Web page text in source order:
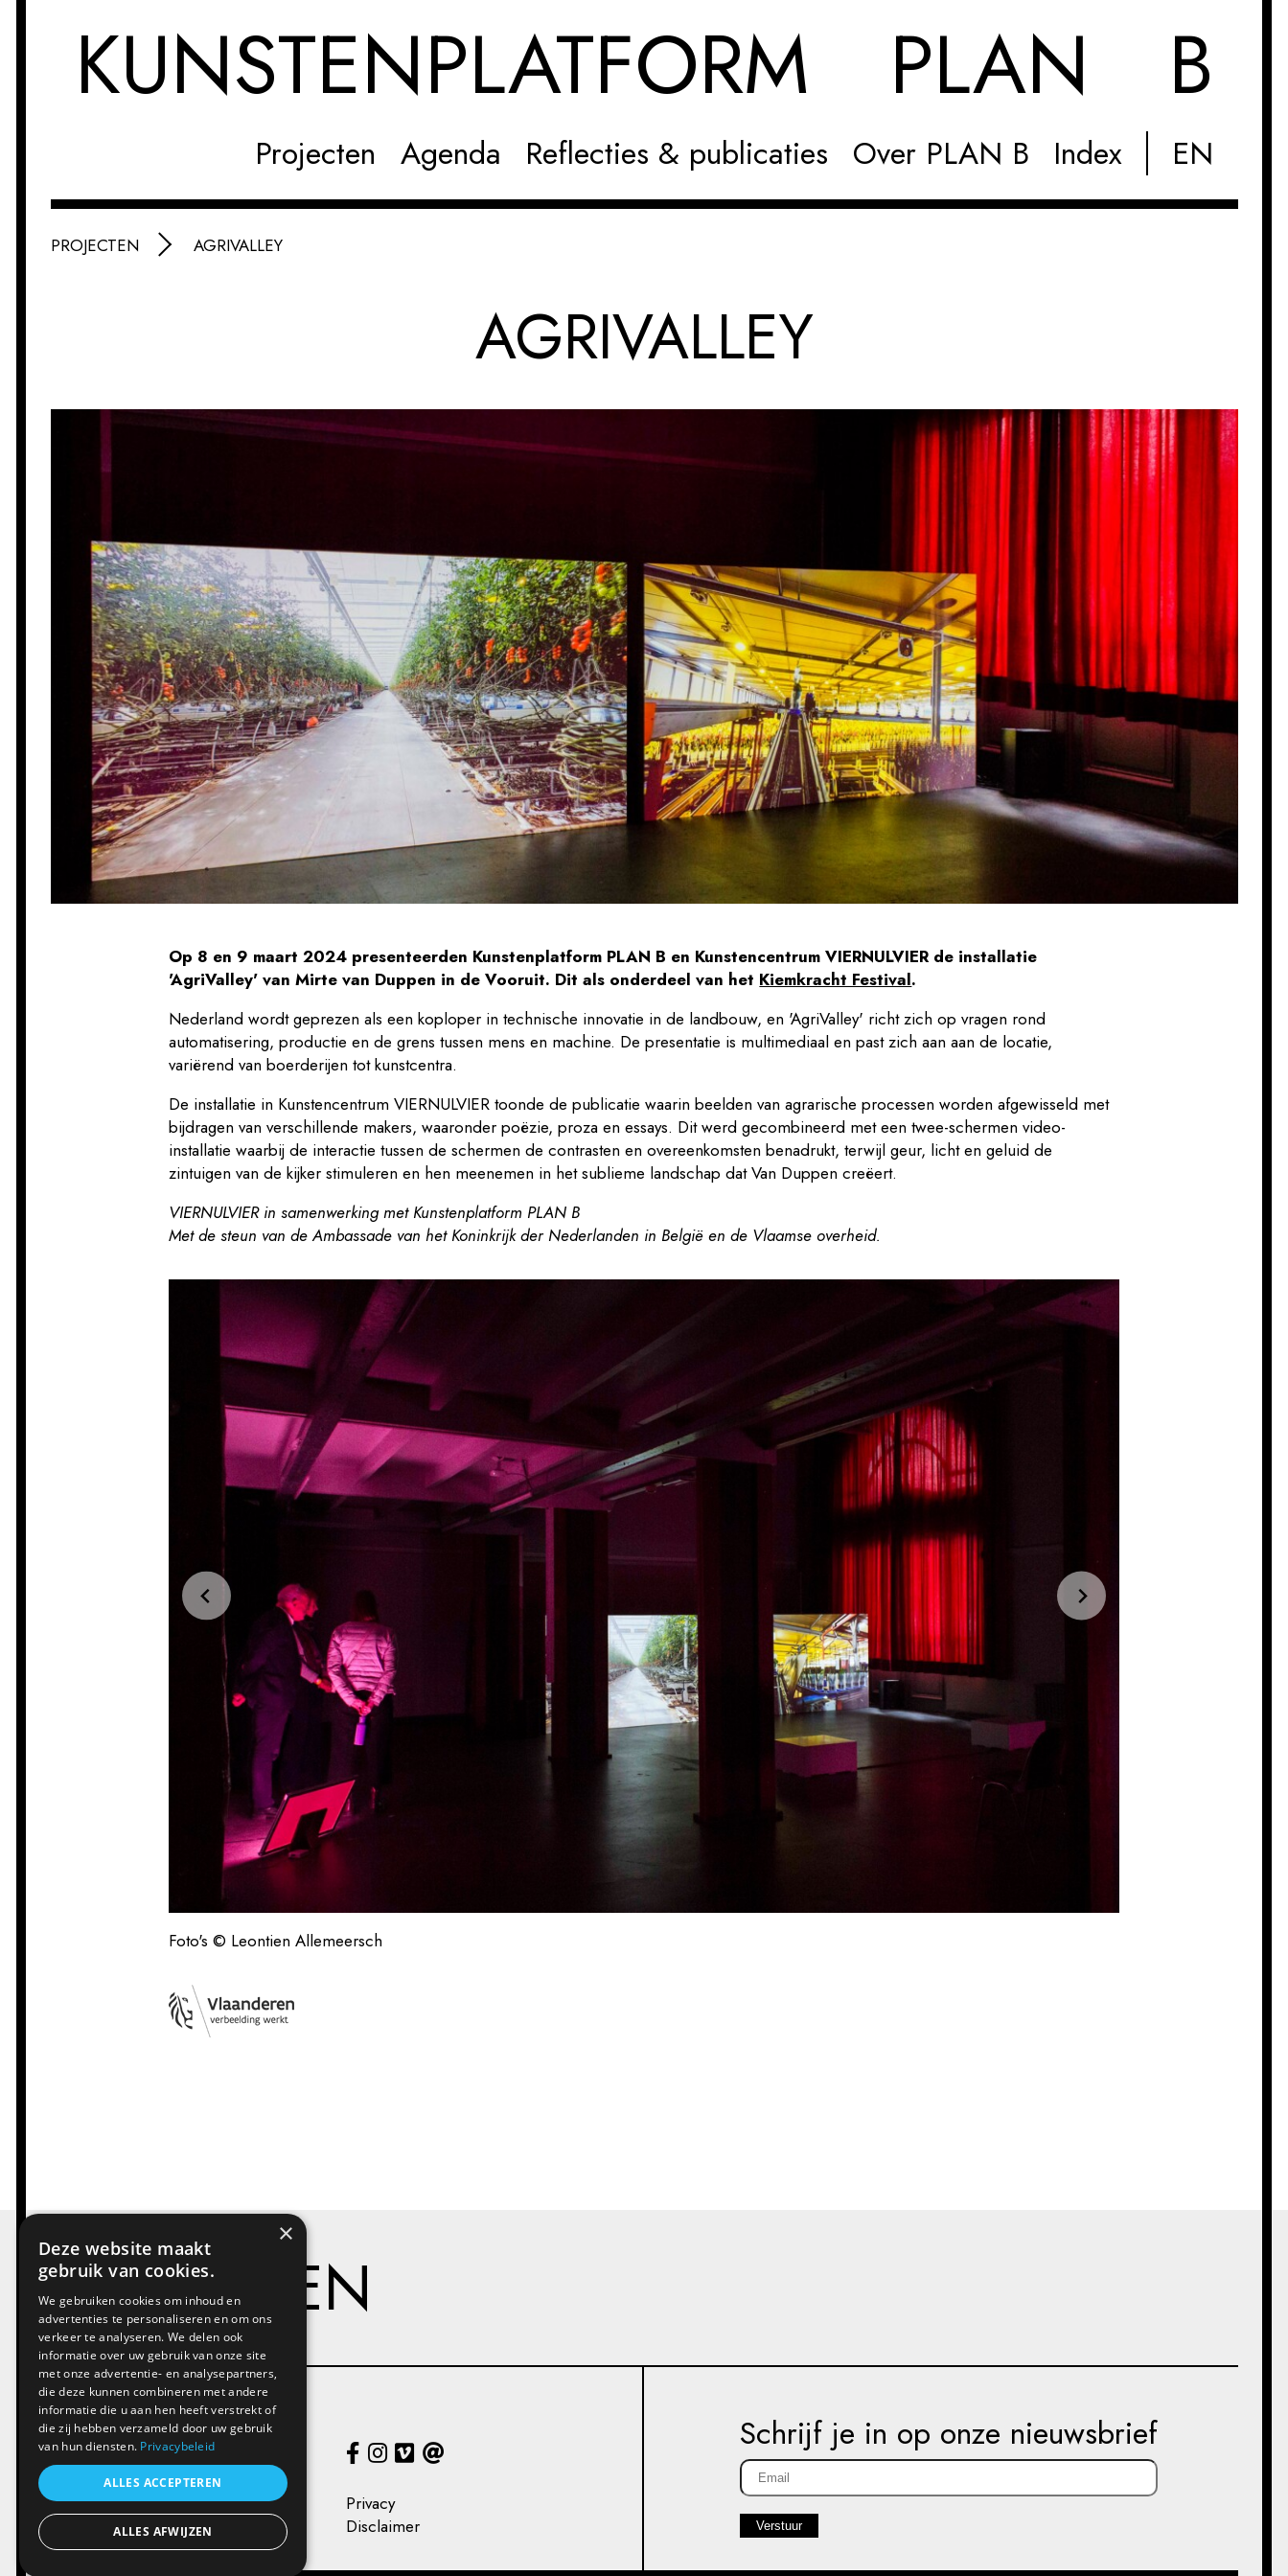
KUNSTENPLATFORM PLAN B
Projecten Agenda Reflecties & publicaties Over PLAN B Index EN
PROJECTEN AGRIVALLEY
AGRIVALLEY
Op 8 en 9 maart 2024 presenteerden Kunstenplatform PLAN B en Kunstencentrum VIERNULVIER de installatie
'AgriValley' van Mirte van Duppen in de Vooruit. Dit als onderdeel van het Kiemkracht Festival.
Nederland wordt geprezen als een koploper in technische innovatie in de landbouw, en 'AgriValley' richt zich op vragen rond
automatisering, productie en de grens tussen mens en machine. De presentatie is multimediaal en past zich aan aan de locatie,
variërend van boerderijen tot kunstcentra.
De installatie in Kunstencentrum VIERNULVIER toonde de publicatie waarin beelden van agrarische processen worden afgewisseld met
bijdragen van verschillende makers, waaronder poëzie, proza en essays. Dit werd gecombineerd met een twee-schermen video-
installatie waarbij de interactie tussen de schermen de contrasten en overeenkomsten benadrukt, terwijl geur, licht en geluid de
zintuigen van de kijker stimuleren en hen meenemen in het sublieme landschap dat Van Duppen creëert.
VIERNULVIER in samenwerking met Kunstenplatform PLAN B
Met de steun van de Ambassade van het Koninkrijk der Nederlanden in België en de Vlaamse overheid.
Foto's © Leontien Allemeersch
PROJECTEN
Kunstenplatform PLAN B
Victor Braeckmanlaan 221,
9040 Gent
+32 (0) 493 66 49 49
info@kunstenplatformplanb.be
Privacy
Disclaimer
Schrijf je in op onze nieuwsbrief
Verstuur
×
Deze website maakt
gebruik van cookies.
We gebruiken cookies om inhoud en
advertenties te personaliseren en om ons
verkeer te analyseren. We delen ook
informatie over uw gebruik van onze site
met onze advertentie- en analysepartners,
die deze kunnen combineren met andere
informatie die u aan hen heeft verstrekt of
die zij hebben verzameld door uw gebruik
van hun diensten. Privacybeleid
ALLES ACCEPTEREN
ALLES AFWIJZEN